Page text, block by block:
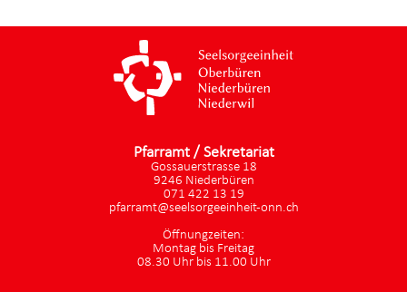
Pfarramt / Sekretariat
Gossauerstrasse 18
9246 Niederbüren
071 422 13 19
pfarramt@seelsorgeeinheit-onn.ch
Öffnungzeiten:
Montag bis Freitag
08.30 Uhr bis 11.00 Uhr